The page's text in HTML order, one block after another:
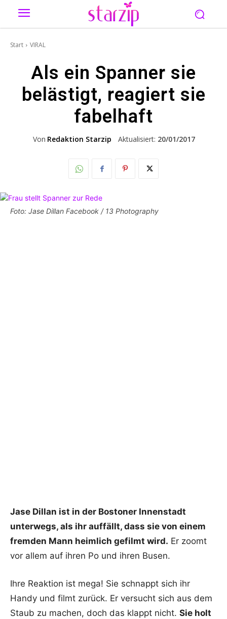
Start VIRAL
Als ein Spanner sie
belästigt, reagiert sie
fabelhaft
Von Redaktion Starzip Aktualisiert: 20/01/2017
Foto: Jase Dillan Facebook / 13 Photography
Jase Dillan ist in der Bostoner Innenstadt
unterwegs, als ihr auffällt, dass sie von einem
fremden Mann heimlich gefilmt wird. Er zoomt
vor allem auf ihren Po und ihren Busen.
Ihre Reaktion ist mega! Sie schnappt sich ihr
Handy und filmt zurück. Er versucht sich aus dem
Staub zu machen, doch das klappt nicht. Sie holt